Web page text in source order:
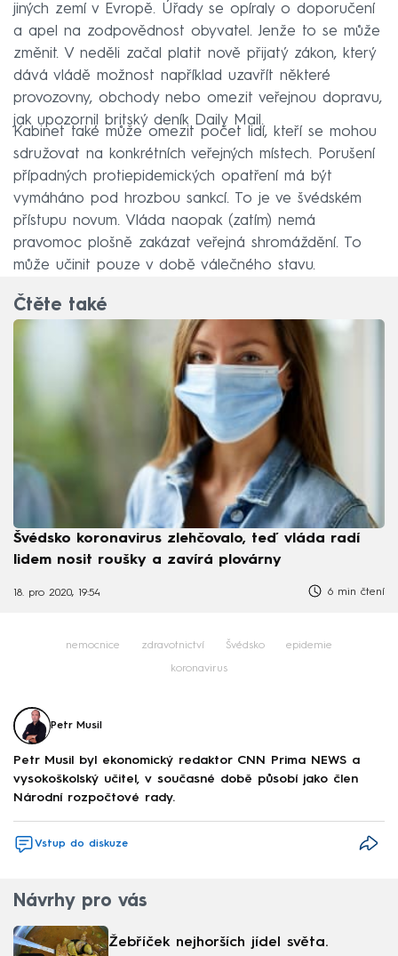
jiných zemí v Evropě. Úřady se opíraly o doporučení
a apel na zodpovědnost obyvatel. Jenže to se může
změnit. V neděli začal platit nově přijatý zákon, který
dává vládě možnost například uzavřít některé
provozovny, obchody nebo omezit veřejnou dopravu,
jak upozornil britský deník Daily Mail.
Kabinet také může omezit počet lidí, kteří se mohou
sdružovat na konkrétních veřejných místech. Porušení
případných protiepidemických opatření má být
vymáháno pod hrozbou sankcí. To je ve švédském
přístupu novum. Vláda naopak (zatím) nemá
pravomoc plošně zakázat veřejná shromáždění. To
může učinit pouze v době válečného stavu.
Čtěte také
Švédsko koronavirus zlehčovalo, teď vláda radí
lidem nosit roušky a zavírá plovárny
18. pro 2020, 19:54 6 min čtení
nemocnice zdravotnictví Švédsko epidemie
koronavirus
Petr Musil
Petr Musil byl ekonomický redaktor CNN Prima NEWS a
vysokoškolský učitel, v současné době působí jako člen
Národní rozpočtové rady.
Vstup do diskuze
Návrhy pro vás
Žebříček nejhorších jídel světa.